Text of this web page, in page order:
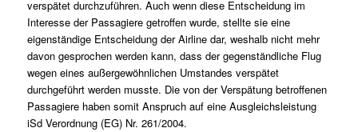
verspätet durchzuführen. Auch wenn diese Entscheidung im
Interesse der Passagiere getroffen wurde, stellte sie eine
eigenständige Entscheidung der Airline dar, weshalb nicht mehr
davon gesprochen werden kann, dass der gegenständliche Flug
wegen eines außergewöhnlichen Umstandes verspätet
durchgeführt werden musste. Die von der Verspätung betroffenen
Passagiere haben somit Anspruch auf eine Ausgleichsleistung
iSd Verordnung (EG) Nr. 261/2004.